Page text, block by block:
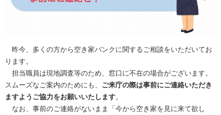
昨今、多くの方から空き家バンクに関するご相談をいただいてお
ります。
担当職員は現地調査等のため、窓口に不在の場合がございます。
スムーズなご案内のためにも、 ご来庁の際は事前にご連絡いただき
ますようご協力をお願いいたします。
なお、事前のご連絡がないまま「今から空き家を見に来て欲し